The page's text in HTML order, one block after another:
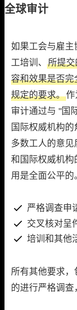
全球审计
如果工会与雇主
工培训、所提
容和效果是否
规定的要求。作
审计通过与 "国
国际权威机构
多数工人的意
和国际权威机
用是全面公平的
严格调查申
交叉核对呈
培训和其他
所有其他要求，
的进行严格调查